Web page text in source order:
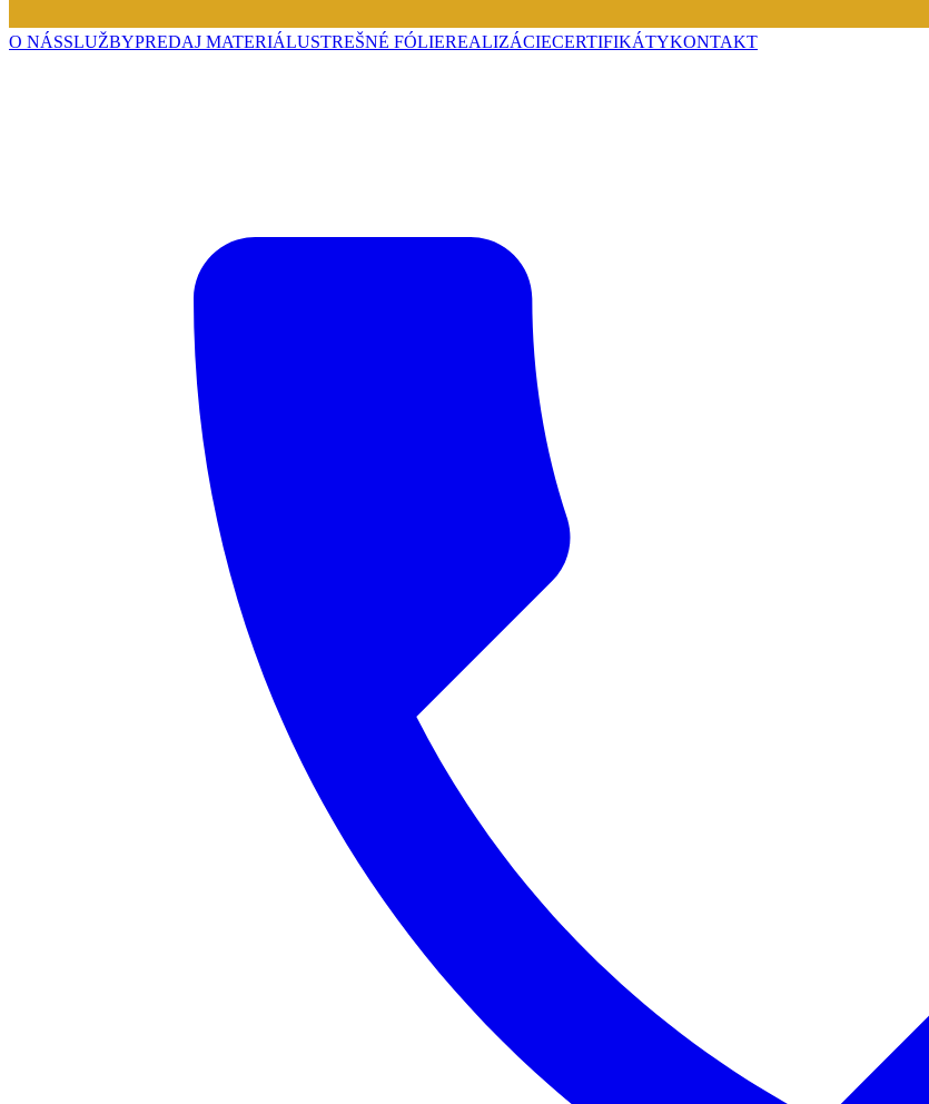
O NÁSSLUŽBYPREDAJ MATERIÁLUSTREŠNÉ FÓLIEREALIZÁCIECERTIFIKÁTYKONTAKT